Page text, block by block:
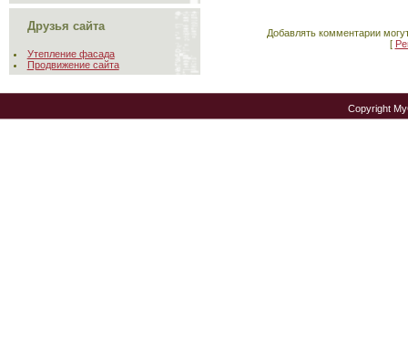
Друзья сайта
Утепление фасада
Продвижение сайта
Добавлять комментарии
[
Copyright